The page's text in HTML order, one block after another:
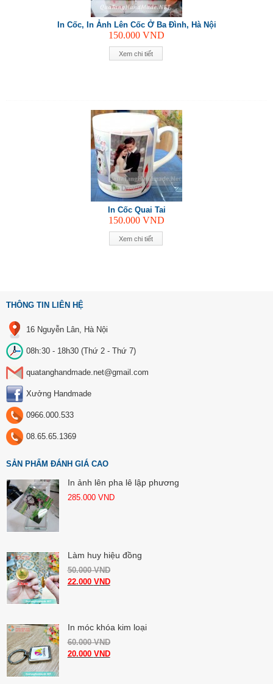
Xem chi tiết
In Cốc, In Ảnh Lên Cốc Ở Ba Đình, Hà Nội
150.000 VND
Xem chi tiết
In Cốc Quai Tai
150.000 VND
THÔNG TIN LIÊN HỆ
16 Nguyễn Lân, Hà Nội
08h:30 - 18h30 (Thứ 2 - Thứ 7)
quatanghandmade.net@gmail.com
Xưởng Handmade
0966.000.533
08.65.65.1369
SẢN PHẨM ĐÁNH GIÁ CAO
In ảnh lên pha lê lập phương
285.000 VND
Làm huy hiệu đồng
50.000VND
22.000 VND
In móc khóa kim loại
60.000VND
20.000 VND